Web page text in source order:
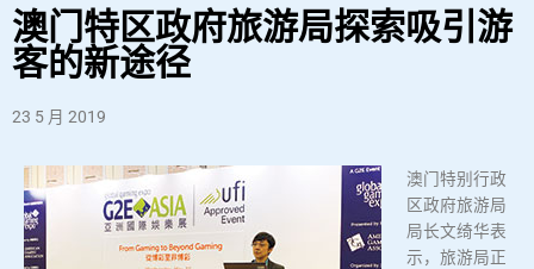
澳门特区政府旅游局探索吸引游
客的新途径
23 5 月 2019
澳门特别行政
区政府旅游局
局长文绮华表
示，旅游局正